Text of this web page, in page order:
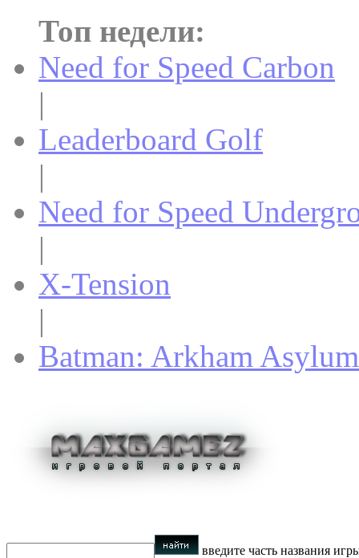
Топ недели:
Need for Speed Carbon
|
Leaderboard Golf
|
Need for Speed
|
X-Tension
|
Batman: Arkham Asylum
введите часть названия